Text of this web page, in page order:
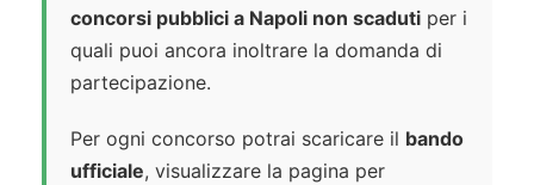
concorsi pubblici a Napoli non scaduti per i
quali puoi ancora inoltrare la domanda di
partecipazione.
Per ogni concorso potrai scaricare il bando
ufficiale, visualizzare la pagina per